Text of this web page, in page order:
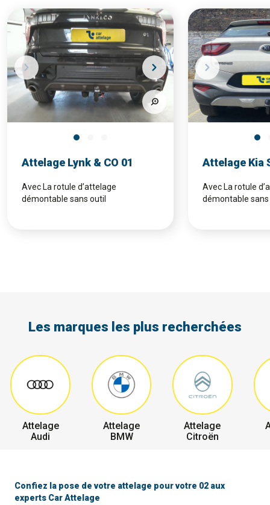
Attelage Lynk & CO 01
Avec La rotule d’attelage
démontable sans outil
Attelage Kia
Avec La rotule
démontable
Les marques les plus recherchées
Attelage
Audi
Attelage
BMW
Attelage
Citroën
Confiez la pose de votre attelage pour votre 02 aux
experts Car Attelage